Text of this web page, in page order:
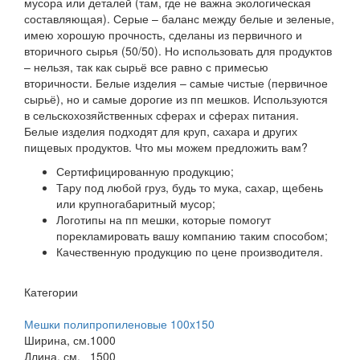
составляющая). Серые – баланс между белые и зеленые,
имею хорошую прочность, сделаны из первичного и
вторичного сырья (50/50). Но использовать для продуктов
– нельзя, так как сырьё все равно с примесью
вторичности. Белые изделия – самые чистые (первичное
сырьё), но и самые дорогие из пп мешков. Используются
в сельскохозяйственных сферах и сферах питания.
Белые изделия подходят для круп, сахара и других
пищевых продуктов. Что мы можем предложить вам?
Сертифицированную продукцию;
Тару под любой груз, будь то мука, сахар, щебень
или крупногабаритный мусор;
Логотипы на пп мешки, которые помогут
порекламировать вашу компанию таким способом;
Качественную продукцию по цене производителя.
Категории
Мешки полипропиленовые 100x150
Ширина, см.1000
Длина, см.
1500